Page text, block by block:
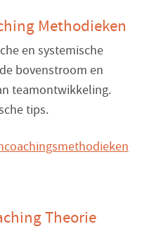
Methodieken
en systemische
bovenstroom en
teamontwikkeling.
tips.
Theorie